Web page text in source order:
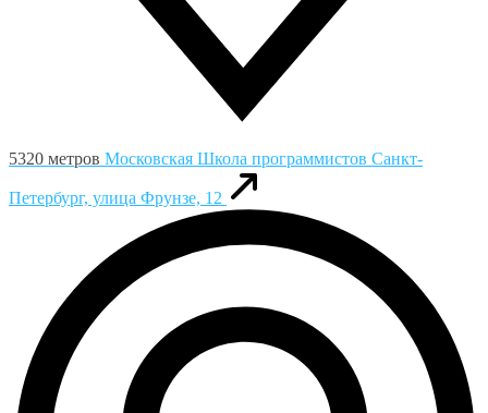
5320 метров Московская Школа программистов Санкт-
Петербург, улица Фрунзе, 12